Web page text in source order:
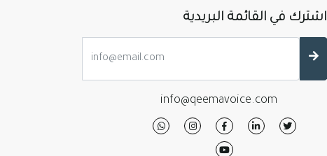
اشترك في القائمة البريدية
info@qeemavoice.com